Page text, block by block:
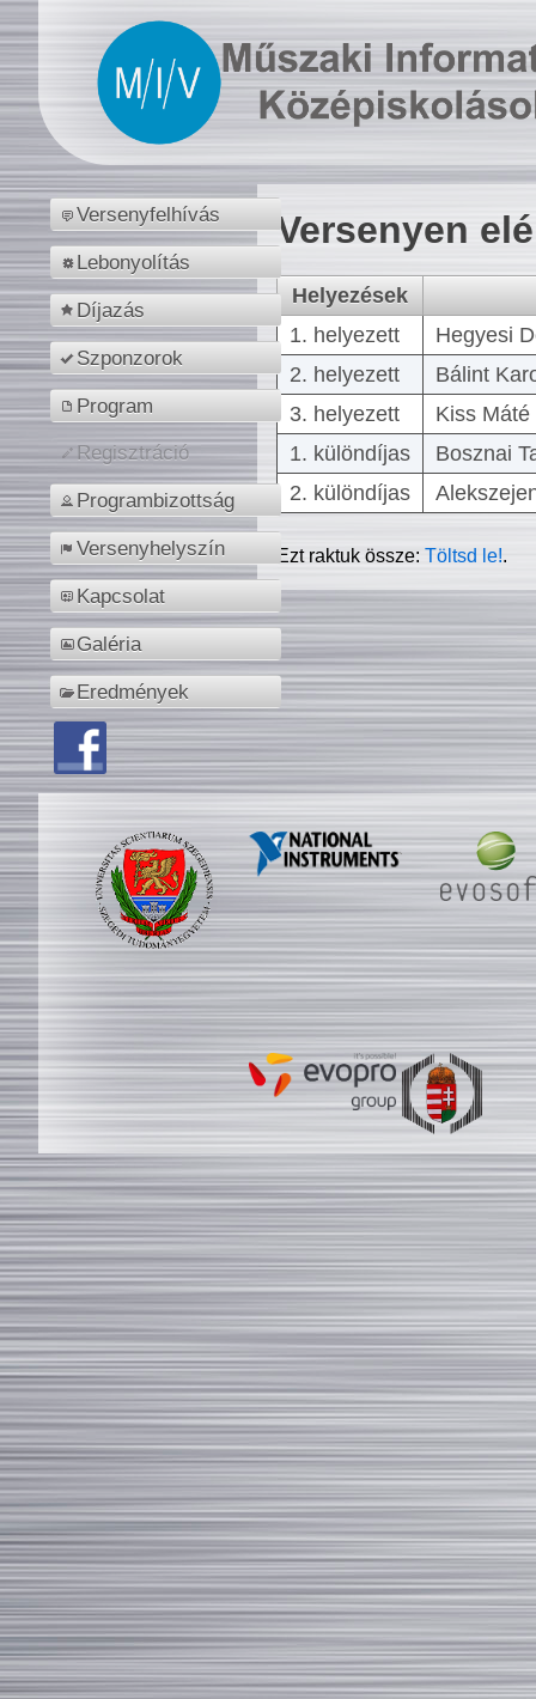
Versenyfelhívás
Lebonyolítás
Díjazás
Szponzorok
Program
Regisztráció
Programbizottság
Versenyhelyszín
Kapcsolat
Galéria
Eredmények
Versenyen
Helyezések
1. helyezett
Hegyesi
2. helyezett
Bálint
3. helyezett
Kiss
1. különdíjas
Bosznai
2. különdíjas
Ezt raktuk össze:Töltsd le!.